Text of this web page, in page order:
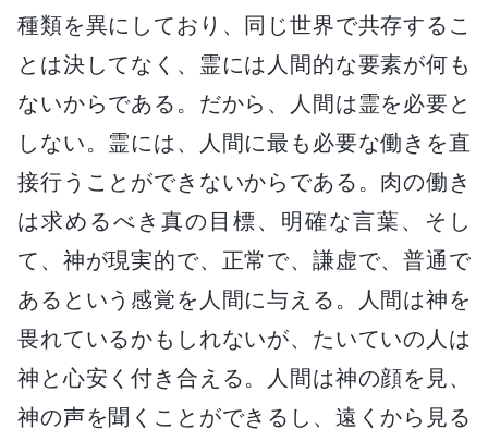
種類を異にしており、同じ世界で共存するこ
とは決してなく、霊には人間的な要素が何も
ないからである。だから、人間は霊を必要と
しない。霊には、人間に最も必要な働きを直
接行うことができないからである。肉の働き
は求めるべき真の目標、明確な言葉、そし
て、神が現実的で、正常で、謙虚で、普通で
あるという感覚を人間に与える。人間は神を
畏れているかもしれないが、たいていの人は
神と心安く付き合える。人間は神の顔を見、
神の声を聞くことができるし、遠くから見る